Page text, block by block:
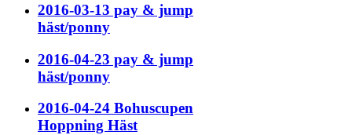
2016-03-13 pay & jump
häst/ponny
2016-04-23 pay & jump
häst/ponny
2016-04-24 Bohuscupen
Hoppning Häst